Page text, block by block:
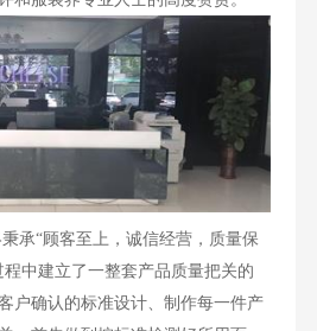
“顾客至上，诚信经营，质量保
程中建立了一整套产品质量把关的
户确认的标准设计、制作每一件产